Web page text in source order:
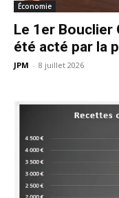
Économie
Le 1er Bouclier
été acté par la
JPM - 8 juillet 2026